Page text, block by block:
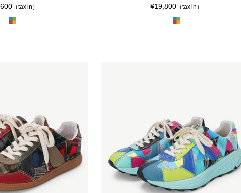
（tax in） ¥19,800（tax in）